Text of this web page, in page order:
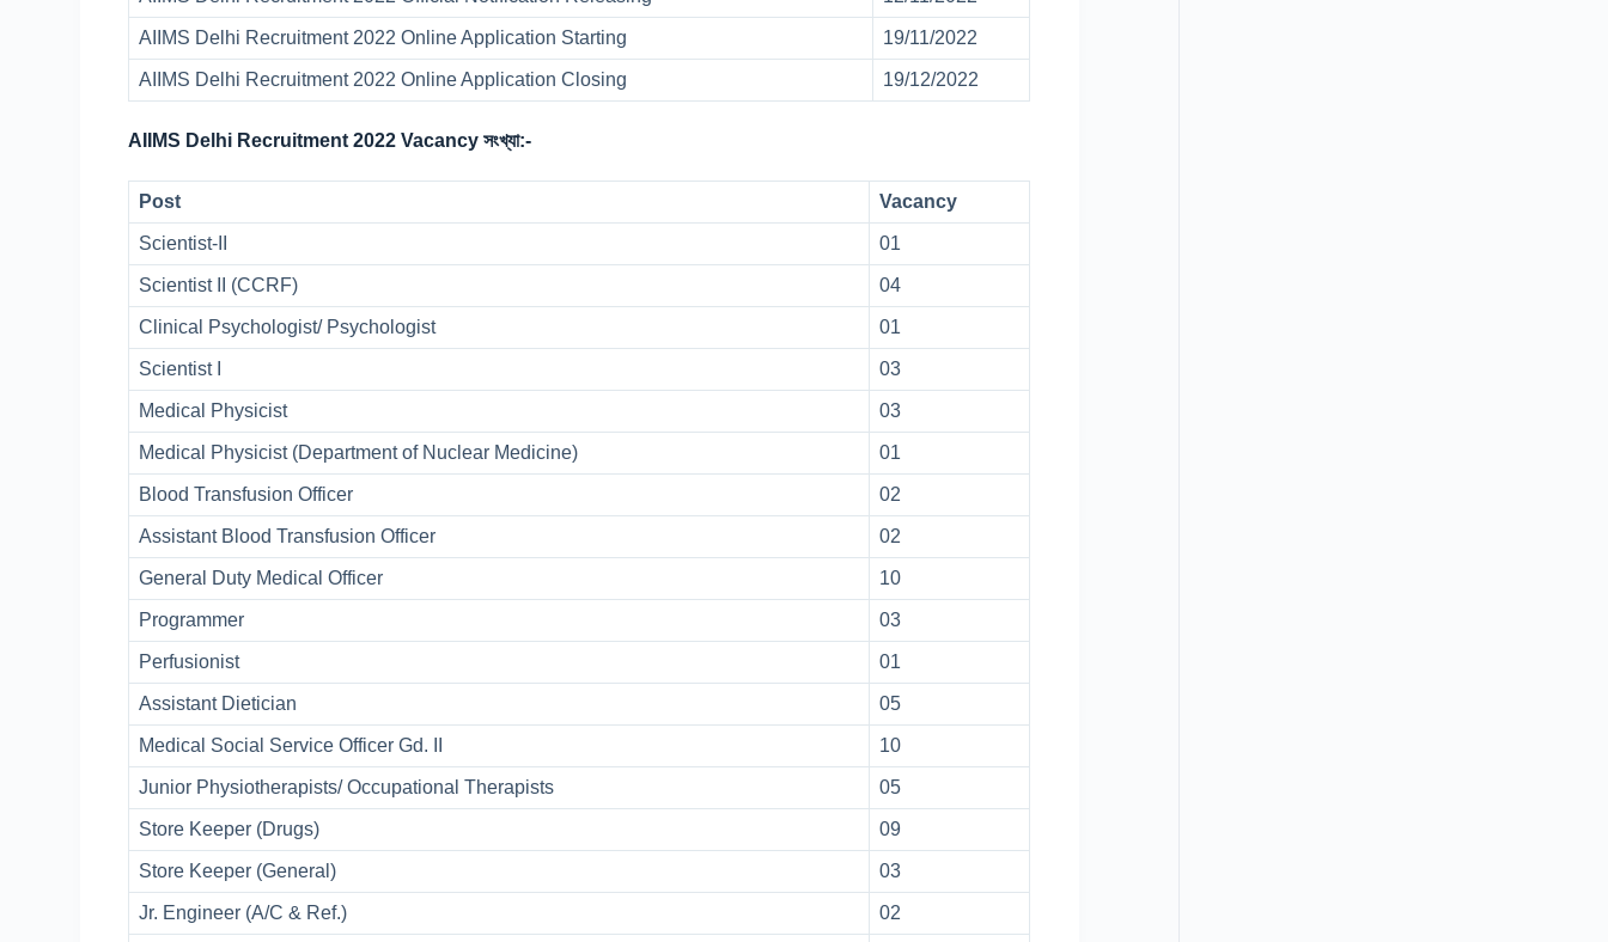
AIIMS Delhi Recruitment 2022 Online Application Starting 19/11/2022
AIIMS Delhi Recruitment 2022 Online Application Closing 19/12/2022
AIIMS Delhi Recruitment 2022 Vacancy সংখ্যা:-
Post Vacancy
Scientist-II 01
Scientist II (CCRF) 04
Clinical Psychologist/ Psychologist 01
Scientist I 03
Medical Physicist 03
Medical Physicist (Department of Nuclear Medicine) 01
Blood Transfusion Officer 02
Assistant Blood Transfusion Officer 02
General Duty Medical Officer 10
Programmer 03
Perfusionist 01
Assistant Dietician 05
Medical Social Service Officer Gd. II 10
Junior Physiotherapists/ Occupational Therapists 05
Store Keeper (Drugs) 09
Store Keeper (General) 03
Jr. Engineer (A/C & Ref.) 02